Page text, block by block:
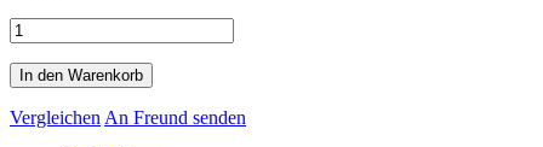
In den Warenkorb
Vergleichen An Freund senden